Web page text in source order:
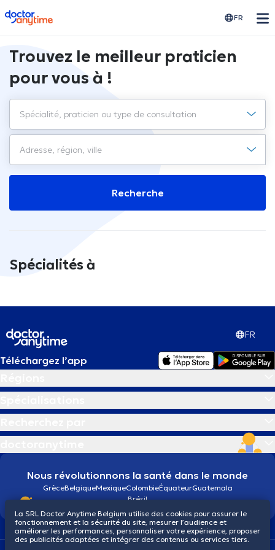
doctoranytime FR
Trouvez le meilleur praticien
pour vous à !
Recherche
Spécialités à
FR
Téléchargez l’app
Nous révolutionnons la santé dans le monde
GrèceBelgiqueMexiqueColombieÉquateurGuatemala
Brésil
La SRL Doctor Anytime Belgium utilise des cookies pour assurer le
fonctionnement et la sécurité du site, mesurer l’audience et
améliorer les performances, personnaliser votre expérience, proposer
des publicités adaptées et intégrer des contenus ou services tiers.